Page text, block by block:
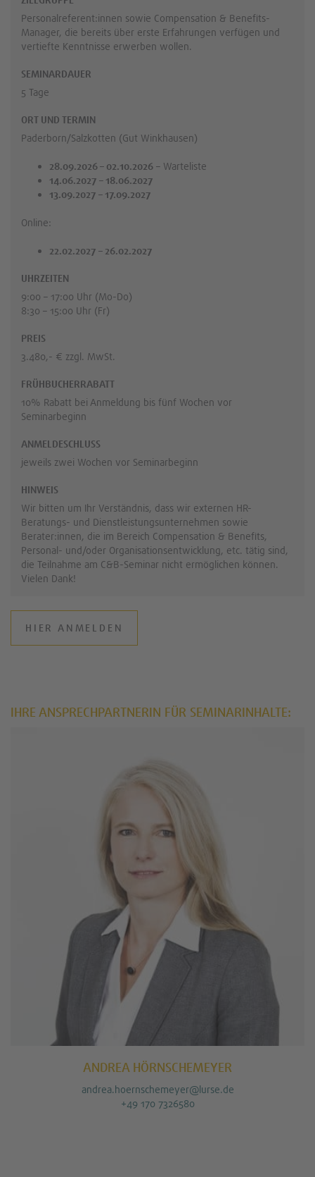
Personalreferent:innen sowie Compensation & Benefits-
Manager, die bereits über erste Erfahrungen verfügen und
vertiefte Kenntnisse erwerben wollen.
SEMINARDAUER
5 Tage
ORT UND TERMIN
Paderborn/Salzkotten (Gut Winkhausen)
28.09.2026 – 02.10.2026 – Warteliste
14.06.2027 – 18.06.2027
13.09.2027 – 17.09.2027
Online:
22.02.2027 – 26.02.2027
UHRZEITEN
9:00 – 17:00 Uhr (Mo-Do)
8:30 – 15:00 Uhr (Fr)
PREIS
3.480,- € zzgl. MwSt.
FRÜHBUCHERRABATT
10% Rabatt bei Anmeldung bis fünf Wochen vor
Seminarbeginn
ANMELDESCHLUSS
jeweils zwei Wochen vor Seminarbeginn
HINWEIS
Wir bitten um Ihr Verständnis, dass wir externen HR-
Beratungs- und Dienstleistungsunternehmen sowie
Berater:innen, die im Bereich Compensation & Benefits,
Personal- und/oder Organisationsentwicklung, etc. tätig sind,
die Teilnahme am C&B-Seminar nicht ermöglichen können.
Vielen Dank!
HIER ANMELDEN
IHRE ANSPRECHPARTNERIN FÜR SEMINARINHALTE:
ANDREA HÖRNSCHEMEYER
andrea.hoernschemeyer@lurse.de
+49 170 7326580